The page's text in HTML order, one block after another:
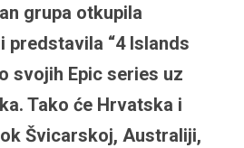
grupa otkupila
predstavila “4 Islands
svojih Epic series uz
Tako će Hrvatska i
Švicarskoj, Australiji,